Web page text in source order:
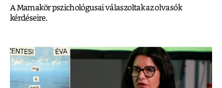
A Mamakör pszichológusai válaszoltak az olvasók
kérdéseire.